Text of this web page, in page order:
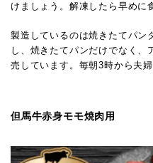
けましょう。解凍したら早めに
製造しているのは焼きたてパン
し、焼きたてパンだけでなく、
売しています。毎朝3時から夫
但馬牛赤身モモ焼肉用